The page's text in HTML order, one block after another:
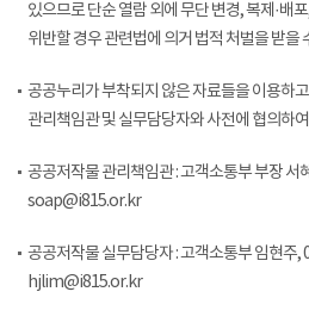
있으므로 단순 열람 외에 무단 변경, 복제·배
위반할 경우 관련법에 의거 법적 처벌을 받을
공공누리가 부착되지 않은 자료들을 이용하
관리책임관 및 실무담당자와 사전에 협의하
공공저작물 관리책임관 : 고객소통부 부장
soap@i815.or.kr
공공저작물 실무담당자 : 고객소통부 임현주
hjlim@i815.or.kr